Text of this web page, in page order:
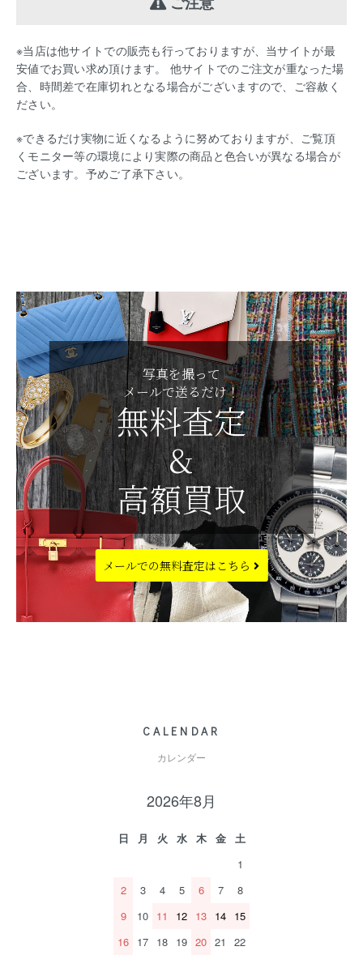
※当店は他サイトでの販売も行っておりますが、当サイトが最
安値でお買い求め頂けます。 他サイトでのご注文が重なった場
合、時間差で在庫切れとなる場合がございますので、ご容赦く
ださい。
※できるだけ実物に近くなるように努めておりますが、ご覧頂
くモニター等の環境により実際の商品と色合いが異なる場合が
ございます。予めご了承下さい。
写真を撮って
メールで送るだけ！
無料査定
&
高額買取
メールでの無料査定はこちら
CALENDAR
カレンダー
2026年8月
日 月 火 水 木 金
土
1
2
3 4 5 6 7
8
9
10 11 12 13 14 15
16 17 18 19 20 21
22